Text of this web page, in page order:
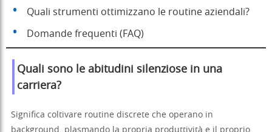
Quali strumenti ottimizzano le routine aziendali?
Domande frequenti (FAQ)
Quali sono le abitudini silenziose in una
carriera?
Significa coltivare routine discrete che operano in
background, plasmando la propria produttività e il proprio